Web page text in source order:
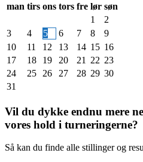
man tirs ons tors fre lør søn
1
2
3
4 5 6 7 8
9
10
11 12 13 14 15 16
17
18 19 20 21 22 23
24
25 26 27 28 29 30
31
Vil du dykke endnu mere
vores hold i turneringerne?
Så kan du finde alle stillinger og